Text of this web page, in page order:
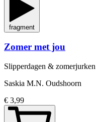
fragment
Zomer met jou
Slipperdagen & zomerjurken
Saskia M.N. Oudshoorn
€ 3,99